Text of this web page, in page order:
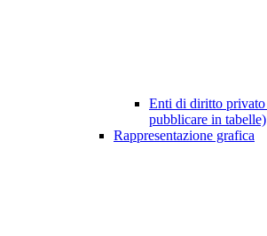
Enti di diritto
pubblicare in tabelle)
Rappresentazione grafica